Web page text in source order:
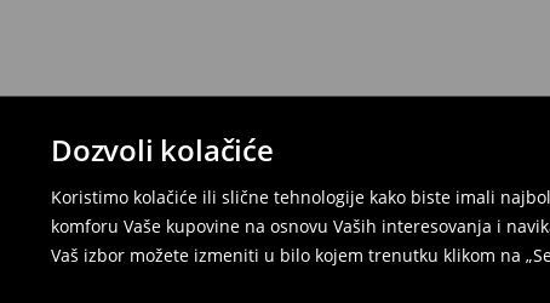
Dozvoli kolačiće
Koristimo kolačiće ili slične tehnologije kako biste imali
komforu Vaše kupovine na osnovu Vaših interesovanja i
Vaš izbor možete izmeniti u bilo kojem trenutku klikom na